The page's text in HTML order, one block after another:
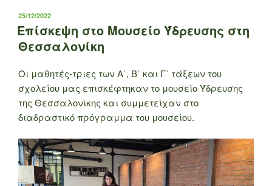
ΔΗΜΟΣΙΕΎΤΗΚΕ
ΣΤΙΣ
25/12/2022
Επίσκεψη στο Μουσείο Ύδρευσης στη
Θεσσαλονίκη
Οι μαθητές-τριες των Α΄, Β΄ και Γ΄ τάξεων του
σχολείου μας επισκέφτηκαν το μουσείο Ύδρευσης
της Θεσσαλονίκης και συμμετείχαν στο
διαδραστικό πρόγραμμα του μουσείου.